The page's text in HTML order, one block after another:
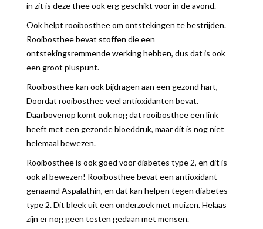
in zit is deze thee ook erg geschikt voor in de avond.
Ook helpt rooibosthee om ontstekingen te bestrijden.
Rooibosthee bevat stoffen die een
ontstekingsremmende werking hebben, dus dat is ook
een groot pluspunt.
Rooibosthee kan ook bijdragen aan een gezond hart,
Doordat rooibosthee veel antioxidanten bevat.
Daarbovenop komt ook nog dat rooibosthee een link
heeft met een gezonde bloeddruk, maar dit is nog niet
helemaal bewezen.
Rooibosthee is ook goed voor diabetes type 2, en dit is
ook al bewezen! Rooibosthee bevat een antioxidant
genaamd Aspalathin, en dat kan helpen tegen diabetes
type 2. Dit bleek uit een onderzoek met muizen. Helaas
zijn er nog geen testen gedaan met mensen.